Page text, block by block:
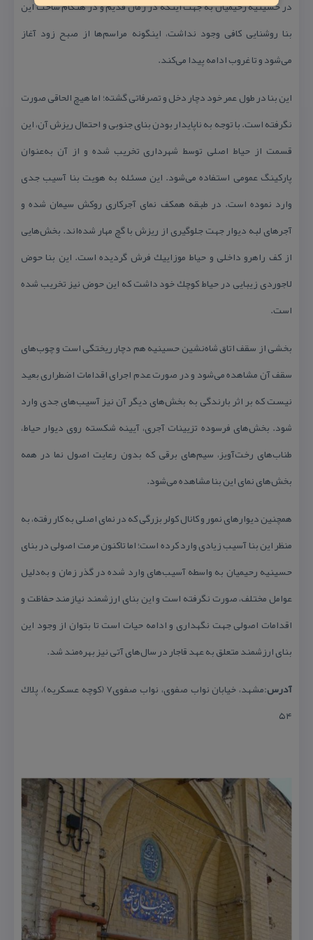
در حسینیه رحیمیان به جهت اینكه در زمان قدیم و در هنگام ساخت این
بنا روشنایی كافی وجود نداشت، اینگونه مراسم‌ها از صبح زود آغاز
می‌شود و تا غروب ادامه پیدا می‌كند.
این بنا در طول عمر خود دچار دخل و تصرفاتی گشته؛ اما هیچ الحاقی صورت
نگرفته است. با توجه به ناپایدار بودن بنای جنوبی و احتمال ریزش آن، این
قسمت از حیاط اصلی توسط شهرداری تخریب شده و از آن به‌عنوان
پاركینگ عمومی استفاده می‌شود. این مسئله به هویت بنا آسیب جدی
وارد نموده است. در طبقه همكف نمای آجركاری روكش سیمان شده و
آجرهای لبه دیوار جهت جلوگیری از ریزش با گچ مهار شده‌اند. بخش‌هایی
از كف راهرو داخلی و حیاط موزاییك فرش گردیده است. این بنا حوض
لاجوردی زیبایی در حیاط كوچك خود داشت كه این حوض نیز تخریب شده
است.
بخشی از سقف اتاق شاه‌نشین حسینیه هم دچار ریختگی است و چوب‌های
سقف آن مشاهده می‌شود و در صورت عدم اجرای اقدامات اضطراری بعید
نیست كه بر اثر بارندگی به بخش‌های دیگر آن نیز آسیب‌های جدی وارد
شود. بخش‌های فرسوده‌ تزیینات آجری، آیینه شكسته روی دیوار حیاط،
طناب‌های رخت‌آویز، سیم‌های برقی كه بدون رعایت اصول نما در همه
بخش‌های نمای این بنا مشاهده می‌شود.
همچنین دیوارهای نمور و كانال كولر بزرگی كه در نمای اصلی به كار رفته، به
منظر این بنا آسیب زیادی وارد كرده است؛ اما تاكنون مرمت اصولی در بنای
حسینیه رحیمیان به واسطه‌ آسیب‌های وارد شده در گذر زمان و به‌دلیل
عوامل مختلف، صورت نگرفته است و این بنای ارزشمند نیازمند حفاظت و
اقدامات اصولی جهت نگهداری و ادامه‌ حیات است تا بتوان از وجود این
بنای ارزشمند متعلق به عهد قاجار در سال‌های آتی نیز بهره‌مند شد.
آدرس
:مشهد، خیابان نواب صفوی، نواب صفوی۷ (كوچه عسكریه)، پلاك
۵۴